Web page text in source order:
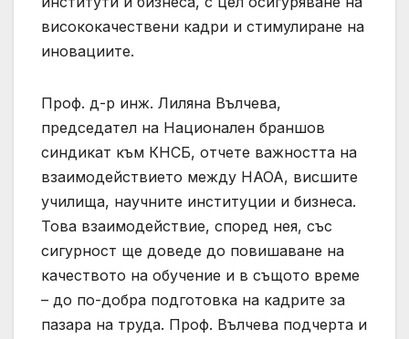
висококачествени кадри и стимулиране на
иновациите.
Проф. д-р инж. Лиляна Вълчева,
председател на Национален браншов
синдикат към КНСБ, отчете важността на
взаимодействието между НАОА, висшите
училища, научните институции и бизнеса.
Това взаимодействие, според нея, със
сигурност ще доведе до повишаване на
качеството на обучение и в същото време
– до по-добра подготовка на кадрите за
пазара на труда. Проф. Вълчева подчерта и